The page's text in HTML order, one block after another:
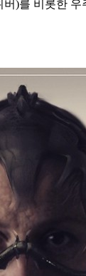
)를 비롯한